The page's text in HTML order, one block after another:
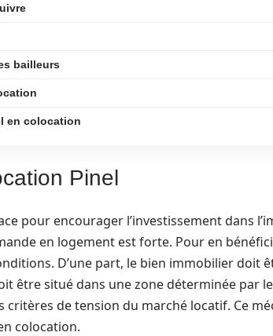
bailleurs
en colocation
Pinel
pour encourager l’investissement dans
en logement est forte. Pour en
D’une part, le bien immobilier doit
être situé dans une zone déterminée par le
de tension du marché locatif. Ce
colocation.